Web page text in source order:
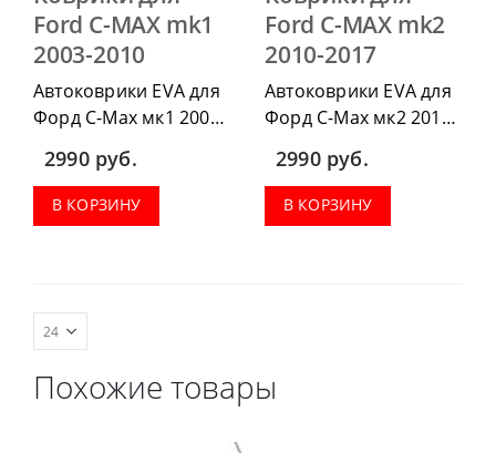
Ford C-MAX mk1
2003-2010
Автоковрики EVA для
Форд С-Мах мк1 2003-
2010 г.в. можно
приобрести в
комплектации:
водительский коврик,
2990 руб.
В КОРЗИНУ
Ford C-MAX mk2
2010-2017
Автоковрики EVA для
Форд С-Мах мк2 2010-
2017 г.в. можно
приобрести в
комплектации:
водительский коврик,
2990 руб.
В КОРЗИНУ
Похожие товары